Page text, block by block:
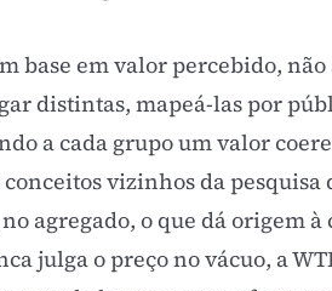
base em valor percebido,
distintas, mapeá-las por
a cada grupo um valor
vizinhos da pesquisa
agregado, o que dá origem à
julga o preço no vácuo, a